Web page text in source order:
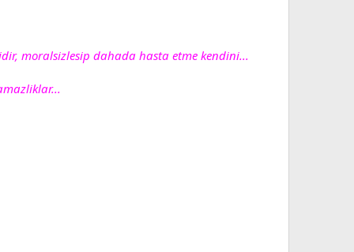
moralsizlesip dahada hasta etme kendini...